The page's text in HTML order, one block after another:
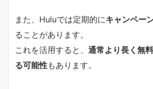
また、Huluでは定期的にキャンペー
ることがあります。
これを活用すると、 通常より長く無
る可能性もあります。